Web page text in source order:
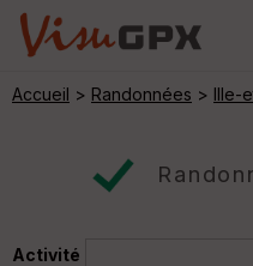
Accueil > Randonnées > Ille-
Activité